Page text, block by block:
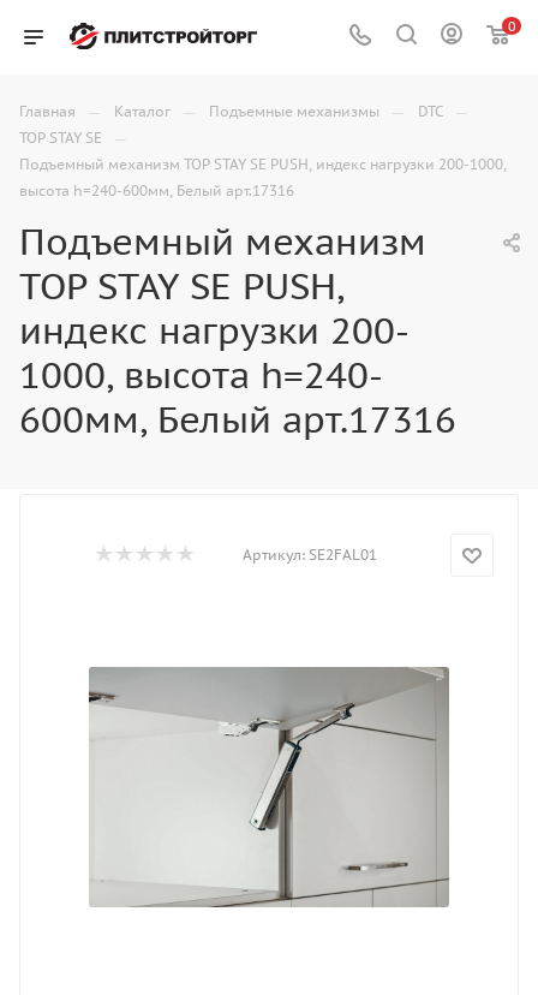
0
Главная — Каталог — Подъемные механизмы — DTC —
TOP STAY SE —
Подъемный механизм TOP STAY SE PUSH, индекс нагрузки 200-1000,
высота h=240-600мм, Белый арт.17316
Подъемный механизм
TOP STAY SE PUSH,
индекс нагрузки 200-
1000, высота h=240-
600мм, Белый арт.17316
Артикул: SE2FAL01